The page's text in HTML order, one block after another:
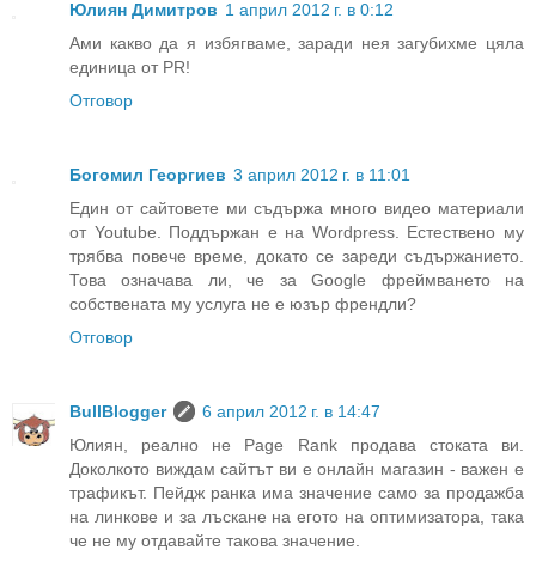
Юлиян Димитров 1 април 2012 г. в 0:12
Ами какво да я избягваме, заради нея загубихме цяла
единица от PR!
Отговор
Богомил Георгиев 3 април 2012 г. в 11:01
Един от сайтовете ми съдържа много видео материали
от Youtube. Поддържан е на Wordpress. Естествено му
трябва повече време, докато се зареди съдържанието.
Това означава ли, че за Google фреймването на
собствената му услуга не е юзър френдли?
Отговор
BullBlogger
6 април 2012 г. в 14:47
Юлиян, реално не Page Rank продава стоката ви.
Доколкото виждам сайтът ви е онлайн магазин - важен е
трафикът. Пейдж ранка има значение само за продажба
на линкове и за лъскане на егото на оптимизатора, така
че не му отдавайте такова значение.